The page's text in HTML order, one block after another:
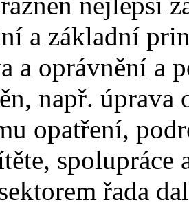
a základní
a oprávnění a
např. úprava
opatření,
spolupráce
řada